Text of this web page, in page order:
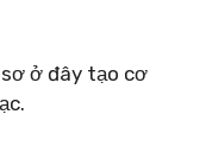
ở đây tạo cơ